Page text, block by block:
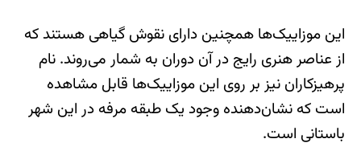
این موزاییک‌ها همچنین دارای نقوش گیاهی هستند که
از عناصر هنری رایج در آن دوران به شمار می‌روند. نام
پرهیزکاران نیز بر روی این موزاییک‌ها قابل مشاهده
است که نشان‌دهنده وجود یک طبقه مرفه در این شهر
باستانی است.